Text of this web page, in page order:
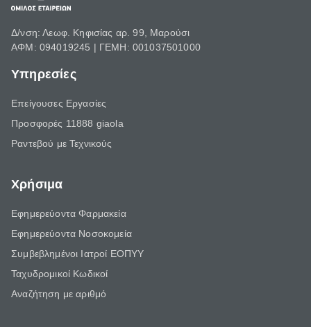
Δ/νση: Λεωφ. Κηφισίας αρ. 99, Μαρούσι
ΑΦΜ: 094019245 | ΓΕΜΗ: 001037501000
Υπηρεσίες
Επείγουσες Εργασίες
Προσφορές 11888 giaola
Ραντεβού με Τεχνικούς
Χρήσιμα
Εφημερεύοντα Φαρμακεία
Εφημερεύοντα Νοσοκομεία
Συμβεβλημένοι Ιατροί ΕΟΠΥΥ
Ταχυδρομικοί Κωδικοί
Αναζήτηση με αριθμό